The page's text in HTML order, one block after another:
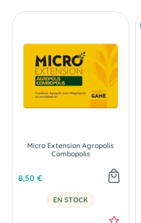
Micro Extension Agropolis
Combopolis
8,50 €
EN STOCK